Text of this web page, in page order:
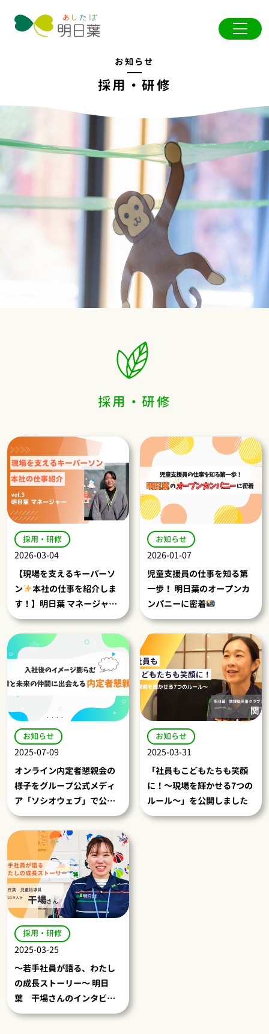
お知らせ
採用・研修
採用・研修
採用・研修
2026-03-04
【現場を支えるキーパーソ
ン
本社の仕事を紹介しま
す！】明日葉 マネージャー
の仕事と魅力に迫る
お知らせ
2026-01-07
児童支援員の仕事を知る第
一歩！ 明日葉のオープンカ
ンパニーに密着
お知らせ
2025-07-09
オンライン内定者懇親会の
様子をグループ公式メディ
ア「ソシオウェブ」で公開
しました
お知らせ
2025-03-31
「社員もこどもたちも笑顔
に！～現場を輝かせる7つの
ルール～」を公開しました
採用・研修
2025-03-25
～若手社員が語る、わたし
の成長ストーリー～ 明日
葉 干場さんのインタビュ
ーを公開しました！